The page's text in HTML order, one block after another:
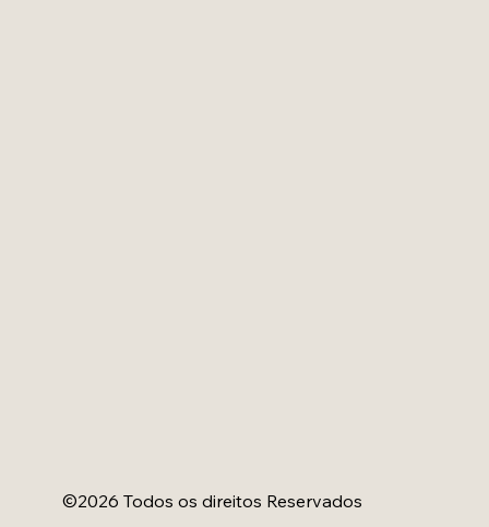
©2026 Todos os direitos Reservados